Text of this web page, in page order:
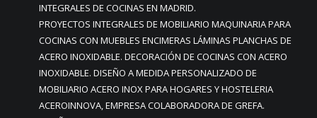
INTEGRALES DE COCINAS EN MADRID.
PROYECTOS INTEGRALES DE MOBILIARIO MAQUINARIA PARA
COCINAS CON MUEBLES ENCIMERAS LÁMINAS PLANCHAS DE
ACERO INOXIDABLE. DECORACIÓN DE COCINAS CON ACERO
INOXIDABLE. DISEÑO A MEDIDA PERSONALIZADO DE
MOBILIARIO ACERO INOX PARA HOGARES Y HOSTELERIA
ACEROINNOVA, EMPRESA COLABORADORA DE GREFA.